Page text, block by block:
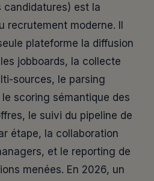
candidatures) est la
recrutement moderne. Il
plateforme la diffusion
jobboards, la collecte
sources, le parsing
scoring sémantique des
le suivi du pipeline de
étape, la collaboration
et le reporting de
menées. En 2026, un